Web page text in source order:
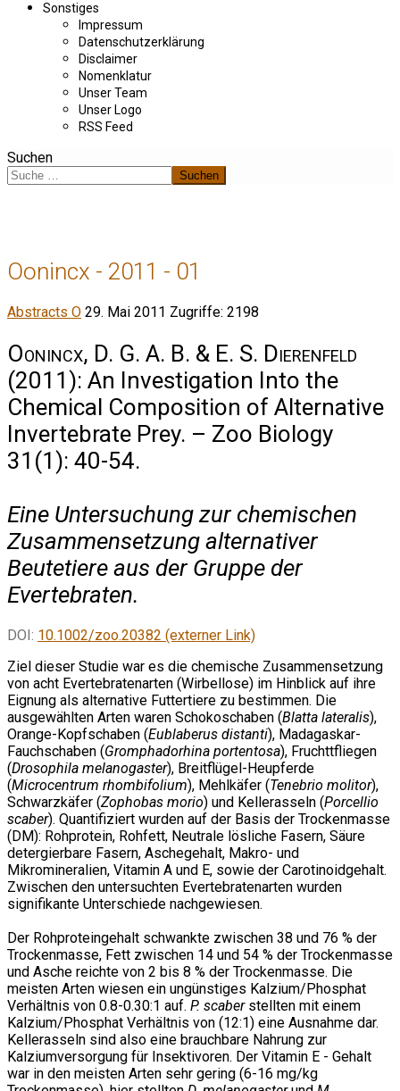
Sonstiges
Impressum
Datenschutzerklärung
Disclaimer
Nomenklatur
Unser Team
Unser Logo
RSS Feed
Suchen
Suchen
Oonincx - 2011 - 01
Abstracts O 29. Mai 2011 Zugriffe: 2198
Oonincx, D. G. A. B. & E. S. Dierenfeld
(2011): An Investigation Into the
Chemical Composition of Alternative
Invertebrate Prey. – Zoo Biology
31(1): 40-54.
Eine Untersuchung zur chemischen
Zusammensetzung alternativer
Beutetiere aus der Gruppe der
Evertebraten.
DOI: 10.1002/zoo.20382 (externer Link)
Ziel dieser Studie war es die chemische Zusammensetzung
von acht Evertebratenarten (Wirbellose) im Hinblick auf ihre
Eignung als alternative Futtertiere zu bestimmen. Die
ausgewählten Arten waren Schokoschaben (Blatta lateralis),
Orange-Kopfschaben (Eublaberus distanti), Madagaskar-
Fauchschaben (Gromphadorhina portentosa), Fruchttfliegen
(Drosophila melanogaster), Breitflügel-Heupferde
(Microcentrum rhombifolium), Mehlkäfer (Tenebrio molitor),
Schwarzkäfer (Zophobas morio) und Kellerasseln (Porcellio
scaber). Quantifiziert wurden auf der Basis der Trockenmasse
(DM): Rohprotein, Rohfett, Neutrale lösliche Fasern, Säure
detergierbare Fasern, Aschegehalt, Makro- und
Mikromineralien, Vitamin A und E, sowie der Carotinoidgehalt.
Zwischen den untersuchten Evertebratenarten wurden
signifikante Unterschiede nachgewiesen.
Der Rohproteingehalt schwankte zwischen 38 und 76 % der
Trockenmasse, Fett zwischen 14 und 54 % der Trockenmasse
und Asche reichte von 2 bis 8 % der Trockenmasse. Die
meisten Arten wiesen ein ungünstiges Kalzium/Phosphat
Verhältnis von 0.8-0.30:1 auf. P. scaberstellten mit einem
Kalzium/Phosphat Verhältnis von (12:1) eine Ausnahme dar.
Kellerasseln sind also eine brauchbare Nahrung zur
Kalziumversorgung für Insektivoren. Der Vitamin E - Gehalt
war in den meisten Arten sehr gering (6-16 mg/kg